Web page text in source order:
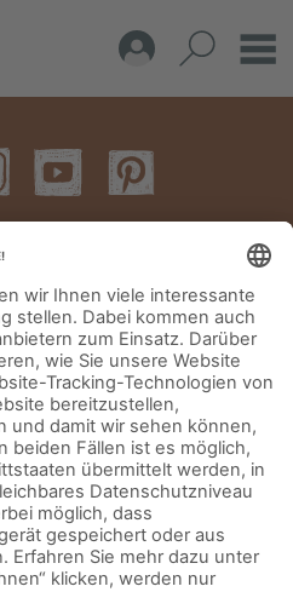
AGB KONTAKT
49 – D-21107 Hamburg